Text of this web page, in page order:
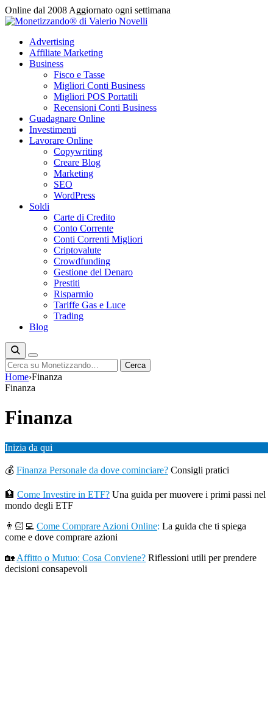
Vai
al
Online dal 2008 Aggiornato ogni settimana
Advertising
Affiliate Marketing
Business
Fisco e Tasse
Migliori Conti Business
Migliori POS Portatili
Recensioni Conti Business
Guadagnare Online
Investimenti
Lavorare Online
Copywriting
Creare Blog
Marketing
SEO
WordPress
Soldi
Carte di Credito
Conto Corrente
Conti Correnti Migliori
Criptovalute
Crowdfunding
Gestione del Denaro
Prestiti
Risparmio
Tariffe Gas e Luce
Trading
Blog
Cerca Cerca
Home›Finanza
Finanza
Finanza
Inizia da qui
💰 Finanza Personale da dove cominciare? Consigli pratici
🏦 Come Investire in ETF? Una guida per muovere i primi passi nel
mondo degli ETF
👨🏻‍💻 Come Comprare Azioni Online: La guida che ti spiega
come e dove comprare azioni
🏡 Affitto o Mutuo: Cosa Conviene? Riflessioni utili per prendere
decisioni consapevoli